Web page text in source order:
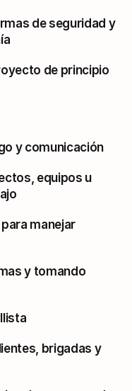
de seguridad y
de principio
y comunicación
equipos u
manejar
y tomando
brigadas y